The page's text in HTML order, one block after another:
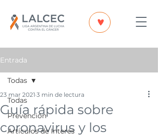
Entrada
Todas
Prevención
Artículos de Interés
Todas
Guía rápida sobre
coronavirus y los
23 mar 2021 3 min de lectura